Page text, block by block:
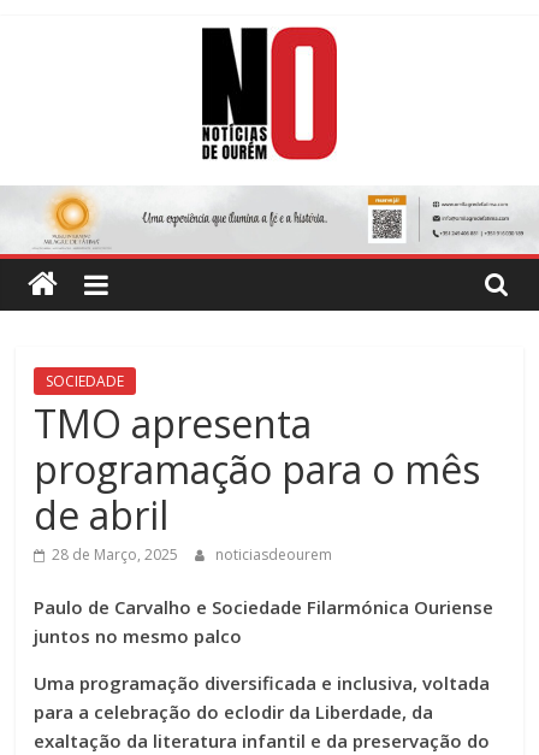
Notícias
de
Ourém
Jornal
Semanário
concelho
Ourém
SOCIEDADE
TMO apresenta
programação para o mês
de abril
28 de Março, 2025 noticiasdeourem
Paulo de Carvalho e Sociedade Filarmónica Ouriense
juntos no mesmo palco
Uma programação diversificada e inclusiva, voltada
para a celebração do eclodir da Liberdade, da
exaltação da literatura infantil e da preservação do